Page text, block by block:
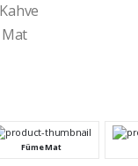
Mat
Füme Mat